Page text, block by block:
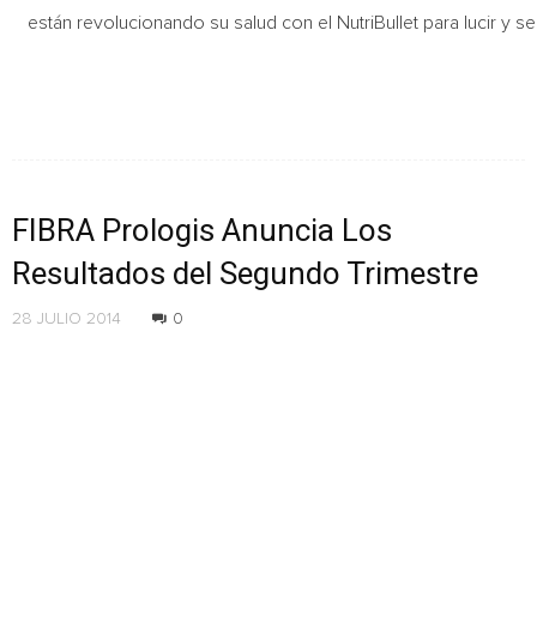
están revolucionando su salud con el NutriBullet para lucir y
FIBRA Prologis Anuncia Los
Resultados del Segundo Trimestre
28 JULIO 2014 0